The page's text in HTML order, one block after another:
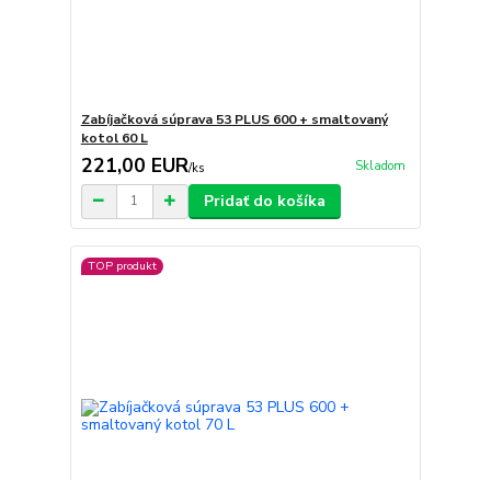
Zabíjačková súprava 53 PLUS 600 + smaltovaný
kotol 60 L
221,00 EUR/ks Skladom
Pridať do košíka
TOP produkt